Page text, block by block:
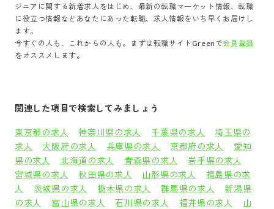
ジニア に関する新着求人をはじめ、最新の転職マーケット情報、転職
に役立つ情報などあなたにあった転職、求人情報をいち早くお届けし
ます。
今すぐの人も、これからの人も。まずは転職サイトGreenで会員登録
をオススメします。
関連した項目で検索してみましょう
東京都の求人 神奈川県の求人 千葉県の求人
埼玉県の
求人
大阪府の求人 兵庫県の求人 京都府の求人
愛知
県の求人
北海道の求人 青森県の求人
岩手県の求人
宮城県の求人
秋田県の求人 山形県の求人
福島県の求
人
茨城県の求人 栃木県の求人 群馬県の求人
新潟県
の求人
富山県の求人 石川県の求人 福井県の求人
山